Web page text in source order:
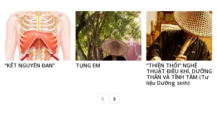
“KẾT NGUYÊN ĐAN” TỤNG EM
“THIỀN THỔI” NGHỆ
THUẬT ĐIỀU KHÍ, DƯỠNG
THÂN VÀ TĨNH TÂM (Tư
liệu Dưỡng sinh)